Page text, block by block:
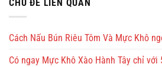
CHỦ ĐỀ LIÊN QUAN
Cách Nấu Bún Riêu Tôm Và Mực Khô
Có ngay Mực Khô Xào Hành Tây chỉ với